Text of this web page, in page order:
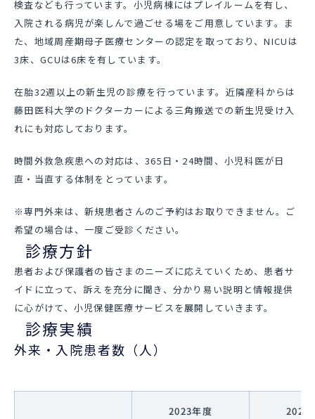
検査なども行っています。小児病棟にはプレイルームを有し、
入院される病児が楽しんで過ごせる場をご用意しています。ま
た、地域周産期母子医療センターの認定を取っており、NICUは
3床、GCUは6床を有しています。
在胎32週以上の新生児の診療を行っています。近隣産科からは
藤田医科大学のドクターカーによる三角搬送での新生児受け入
れにも対応しております。
時間外救急疾患への対応は、365日・24時間、小児科医が日
直・当直する体制をとっています。
※専門外来は、新規患者さんのご予約はお取りできません。ご
希望の場合は、一度ご受診ください。
診療方針
患者および保護者の皆さまのニーズに応えていくため、患者サ
イドに立って、訴えを充分に聞き、分かり易い説明と情報提供
に心がけて、小児保健医療サービスを展開していきます。
診療実績
外来・入院患者数（人）
2023年度 2024